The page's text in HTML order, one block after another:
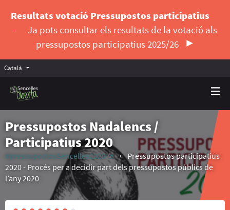
Resultats votació Pressupostos participatius
-
Ja pots consultar els resultats de la votació als
pressupostos participatius 2025/26
Català Triar la llengua
Pressupostos Nadalencs /
Participatius 2020
#pressupostosSencelles2020
(Enllaç extern)
Pressupostos participatius
2020 - Procés per a decidir part dels pressupostos públics de
l’any 2020